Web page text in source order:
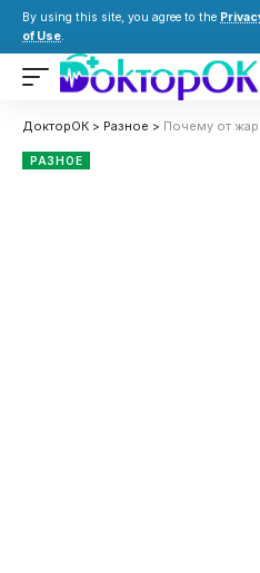
By using this site, you agree to the
of Use.
ДокторОК > Разное > Почему от жары
РАЗНОЕ